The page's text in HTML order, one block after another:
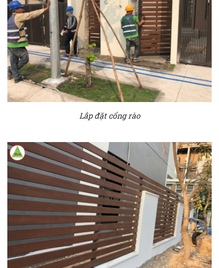
Lắp đặt cổng rào